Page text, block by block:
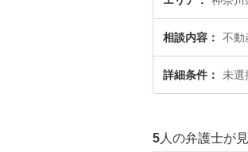
相談内容 不動
詳細条件 未選
5 人の弁護士が